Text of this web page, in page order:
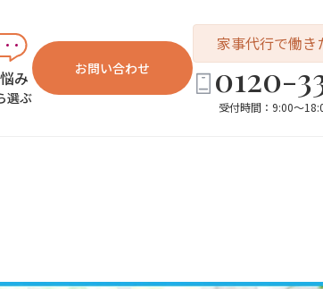
み
選ぶ
お問い合わせ
家事代行で働き
0120-
受付時間：9:00～